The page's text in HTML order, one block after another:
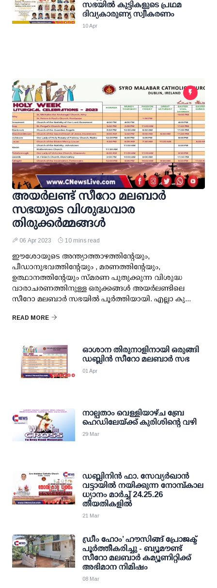
സഭയിൽ കുട്ടികളുടെ പ്രഥമ
ദിവ്യകാരുണ്യ സ്വീകരണം
10 Apr
അയർലണ്ട് സീറോ മലബാർ
സഭയുടെ വിശുദ്ധവാര
തിരുക്കർമ്മങ്ങൾ
06 Apr 2023 10 mins read
ഈശോയുടെ അന്ത്യാത്താഴത്തിൻ്റേയും,
പീഡാനുഭവത്തിൻ്റേയും , മരണത്തിൻ്റേയും,
ഉത്ഥാനത്തിൻ്റേയും സ്മരണ പുതുക്കുന്ന വിശുദ്ധ
വാരാചരണത്തിനുള്ള ഒരുക്കങ്ങൾ അയർലണ്ടിലെ
സീറോ മലബാർ സഭയിൽ പൂർത്തിയായി. എല്ലാ കു...
READ MORE
ഓശാന തിരുനാളിനായി ഒരുങ്ങി
ഡബ്ലിൻ സീറോ മലബാർ സഭ
01 Apr
നാല്പതാം വെള്ളിയാഴ്ച ബ്രേ
ഹെഡിലേയ്ക്ക് കുരിശിൻ്റെ വഴി
29 Mar
ഡബ്ലിനിൻ ഫാ. സേവ്യർഖാൻ
വട്ടായിൽ നയിക്കുന്ന നോമ്പ്കാല
ധ്യാനം മാർച്ച് 24.25.26
തീയതികളിൽ
21 Mar
ഡ്രീം ഹോം’ ഹൗസിങ്ങ് പ്രോജക്ട്
പൂർത്തീകരിച്ചു - ബ്യൂമൗണ്ട്
സീറോ മലബാർ കമ്യൂണിറ്റിക്ക്
അഭിമാന നിമിഷം
08 Mar